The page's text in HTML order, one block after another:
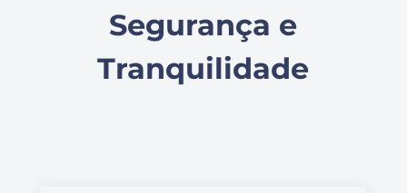
Segurança e
Tranquilidade